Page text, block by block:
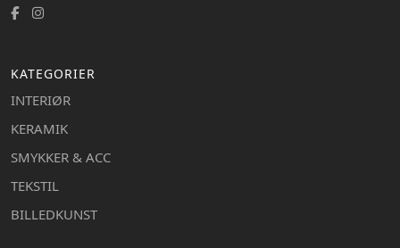
KATEGORIER
INTERIØR
KERAMIK
SMYKKER & ACC
TEKSTIL
BILLEDKUNST